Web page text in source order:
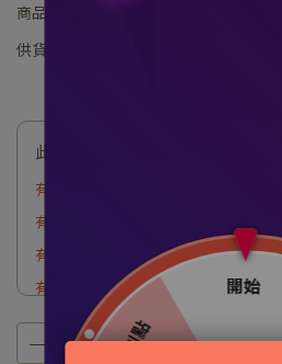
商品編號:
供貨狀況:
此商品參與的優惠活動
有機紅玉加購5罐
有機紅玉加購1罐
有機紅玉加購2罐
有機紅玉加購3罐
有機紅玉加購4罐